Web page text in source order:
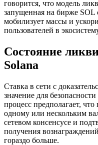
говорится, что модель
запущенная на бирже
мобилизует массы и
пользователей в
Состояние
Solana
Ставка в сети с
значение для
процесс предполагает,
одному или нескольким
сетевом консенсусе и
получения
гораздо больше.